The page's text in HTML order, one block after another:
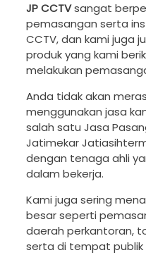
JP CCTVsangat
pemasangan serta
CCTV, dan kami juga
produk yang kami
melakukan
Anda tidak akan
menggunakan jasa
salah satu Jasa
Jatimekar
dengan tenaga ahli
dalam bekerja.
Kami juga sering
besar seperti
daerah perkantoran,
serta di tempat publik